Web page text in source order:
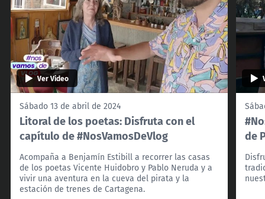
Ver Video
Sábado 13 de abril de 2024
Litoral de los poetas: Disfruta con el
capítulo de #NosVamosDeVlog
Acompaña a Benjamín Estibill a recorrer las casas
de los poetas Vicente Huidobro y Pablo Neruda y a
vivir una aventura en la cueva del pirata y la
estación de trenes de Cartagena.
de